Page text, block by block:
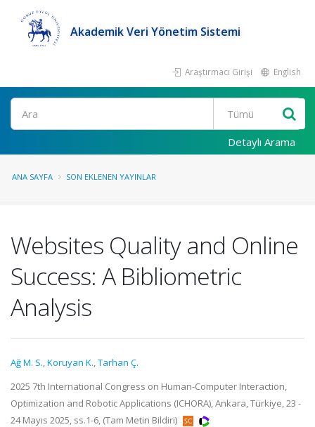
Akademik Veri Yönetim Sistemi
Araştırmacı Girişi English
Ara
Detaylı Arama
ANA SAYFA SON EKLENEN YAYINLAR
Websites Quality and Online
Success: A Bibliometric
Analysis
Ağ M. S.,Koruyan K.,Tarhan Ç.
2025 7th International Congress on Human-Computer Interaction,
Optimization and Robotic Applications (ICHORA), Ankara, Türkiye, 23 -
24 Mayıs 2025, ss.1-6, (Tam Metin Bildiri)